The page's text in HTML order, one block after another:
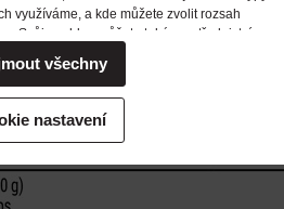
využíváme, a kde můžete zvolit rozsah
Svůj souhlas můžete také prostřednictvím
nebo zrušit. Pokud byste nás
práv v souvislosti se zpracováním cookies
a více o tom, kdo jsme a jak
nastavení
všechny